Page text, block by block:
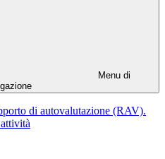
Menu di
di autovalutazione (RAV).